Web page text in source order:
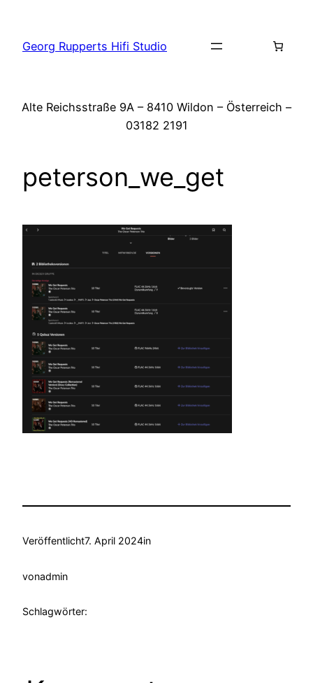
springen
Georg Rupperts Hifi Studio
Alte Reichsstraße 9A – 8410 Wildon – Österreich –
03182 2191
peterson_we_get
Veröffentlicht7. April 2024in
vonadmin
Schlagwörter: